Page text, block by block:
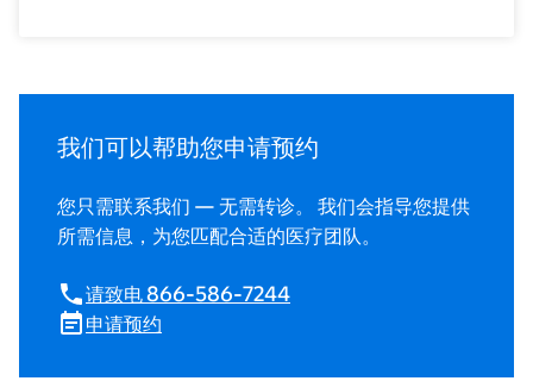
我们可以帮助您申请预约
您只需联系我们 — 无需转诊。 我们会指导您提供
所需信息，为您匹配合适的医疗团队。
请致电 866-586-7244
申请预约